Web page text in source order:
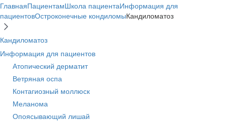
ГлавнаяПациентамШкола пациентаИнформация для
пациентовОстроконечные кондиломыКандиломатоз
Кандиломатоз
Информация для пациентов
Атопический дерматит
Ветряная оспа
Контагиозный моллюск
Меланома
Опоясывающий лишай